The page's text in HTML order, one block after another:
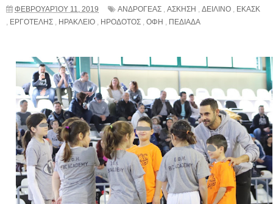
ΦΕΒΡΟΥΑΡΊΟΥ 11, 2019 ΑΝΔΡΟΓΕΑΣ , ΑΣΚΗΣΗ , ΔΕΙΛΙΝΟ , ΕΚΑΣΚ
, ΕΡΓΟΤΕΛΗΣ , ΗΡΑΚΛΕΙΟ , ΗΡΟΔΟΤΟΣ , ΟΦΗ , ΠΕΔΙΑΔΑ